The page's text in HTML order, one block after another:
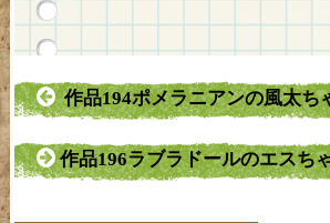
作品194ポメラニアンの風太ち
作品196ラブラドールのエスち